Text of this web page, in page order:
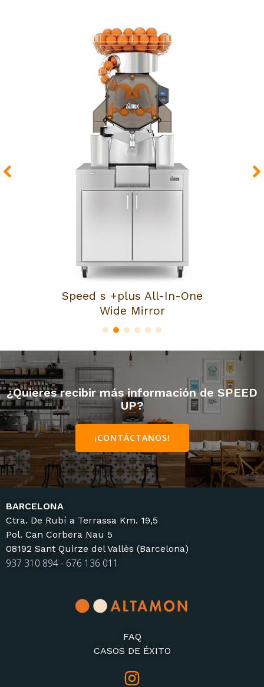
Speed s +plus All-In-One
Wide Mirror
¿Quieres recibir más información de SPEED
UP?
¡CONTÁCTANOS!
BARCELONA
Ctra. De Rubí a Terrassa Km. 19,5
Pol. Can Corbera Nau 5
08192 Sant Quirze del Vallès (Barcelona)
937 310 894 - 676 136 011
FAQ
CASOS DE ÉXITO